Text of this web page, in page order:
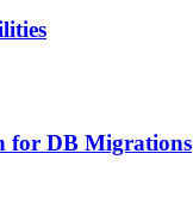
for DB Migrations